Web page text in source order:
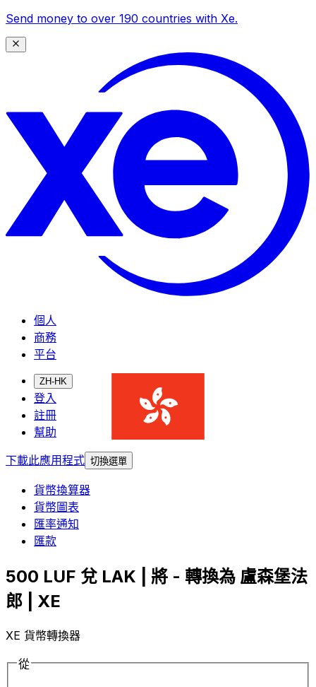
Send money to over 190 countries with Xe.
個人
商務
平台
ZH-HK
登入
註冊
幫助
下載此應用程式 切換選單
貨幣換算器
貨幣圖表
匯率通知
匯款
500 LUF 兌 LAK | 將 - 轉換為 盧森堡法
郎 | XE
XE 貨幣轉換器
從